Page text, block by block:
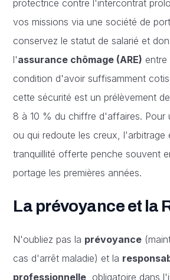
protectrice contre l'intercontrat
vos missions via une société de
conservez le statut de salarié et
l'assurance chômage (ARE) entre
condition d'avoir suffisamment
cette sécurité est un prélèvement
8 à 10 % du chiffre d'affaires. Pour
ou qui redoute les creux, l'arbitrage
tranquillité offerte penche souvent
portage les premières années.
La prévoyance et la
N'oubliez pas la prévoyance
cas d'arrêt maladie) et la
professionnelle , obligatoire dans